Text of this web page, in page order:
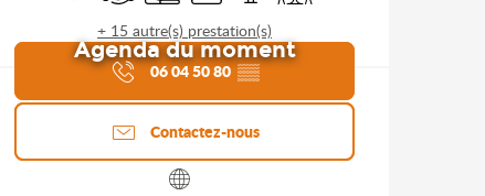
+ 15 autre(s) prestation(s)
Agenda du moment
06 04 50 80▒▒
Contactez-nous